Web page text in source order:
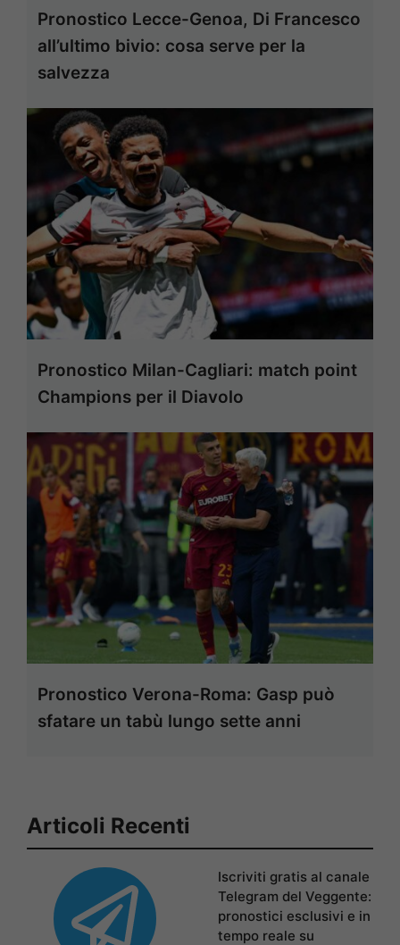
Pronostico Lecce-Genoa, Di Francesco
all’ultimo bivio: cosa serve per la
salvezza
Pronostico Milan-Cagliari: match point
Champions per il Diavolo
Pronostico Verona-Roma: Gasp può
sfatare un tabù lungo sette anni
Articoli Recenti
Iscriviti gratis al canale
Telegram del Veggente:
pronostici esclusivi e in
tempo reale su